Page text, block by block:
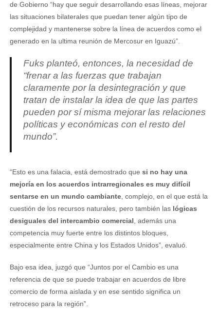
de Gobierno “hay que seguir desarrollando esas líneas, mejorar
las situaciones bilaterales que puedan tener algún tipo de
complejidad y mantenerse sobre la línea de acuerdos como el
generado en la ultima reunión de Mercosur en Iguazú”.
Fuks planteó, entonces, la necesidad de
“frenar a las fuerzas que trabajan
claramente por la desintegración y que
tratan de instalar la idea de que las partes
pueden por sí misma mejorar las relaciones
políticas y económicas con el resto del
mundo”.
“Esto es una falacia, está demostrado que si no hay una
mejoría en los acuerdos intrarregionales es muy difícil
sentarse en un mundo cambiante, complejo, en el que está la
cuestión de los recursos naturales, pero también las lógicas
desiguales del intercambio comercial, además una
competencia muy fuerte entre los distintos bloques,
especialmente entre China y los Estados Unidos”, evaluó.
Bajo esa idea, juzgó que “Juntos por el Cambio es una
referencia de que se puede trabajar en acuerdos de libre
comercio de forma aislada y en ese sentido significa un
retroceso para la región”.